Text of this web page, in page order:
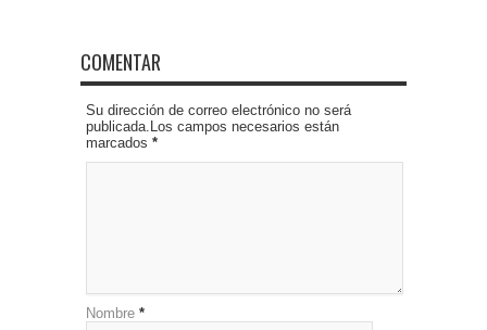
COMENTAR
Su dirección de correo electrónico no será
publicada.Los campos necesarios están
marcados *
Nombre *